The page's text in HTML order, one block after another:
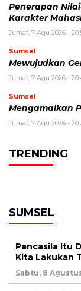
Penerapan
Karakter
Jumat, 7 Agu 2026 -
Sumsel
Mewujudkan
Jumat, 7 Agu 2026 -
Sumsel
Mengamalkan
Jumat, 7 Agu 2026 -
TRENDING
SUMSEL
Pancasila Itu
Kita Lakukan
Sabtu, 8